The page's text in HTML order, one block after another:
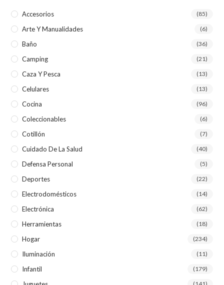
Accesorios (85)
Arte Y Manualidades (6)
Baño (36)
Camping (21)
Caza Y Pesca (13)
Celulares (13)
Cocina (96)
Coleccionables (6)
Cotillón (7)
Cuidado De La Salud (40)
Defensa Personal (5)
Deportes (22)
Electrodomésticos (14)
Electrónica (62)
Herramientas (18)
Hogar (234)
Iluminación (11)
Infantil (179)